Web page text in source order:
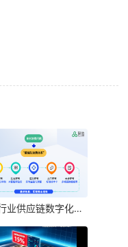
餐饮行业供应链数字化转型趋势：中小商家降本路径与智能化供应链解决方案